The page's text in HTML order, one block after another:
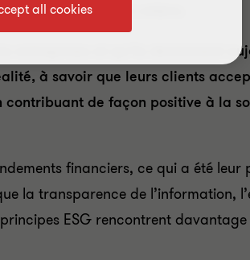
d’entreprise, et cetera.
entreprises et qu’ils deviennent
à savoir que leurs clients
contribuant de façon positive à la
financiers, ce qui a été
la transparence de l’information,
ESG rencontrent
all cookies